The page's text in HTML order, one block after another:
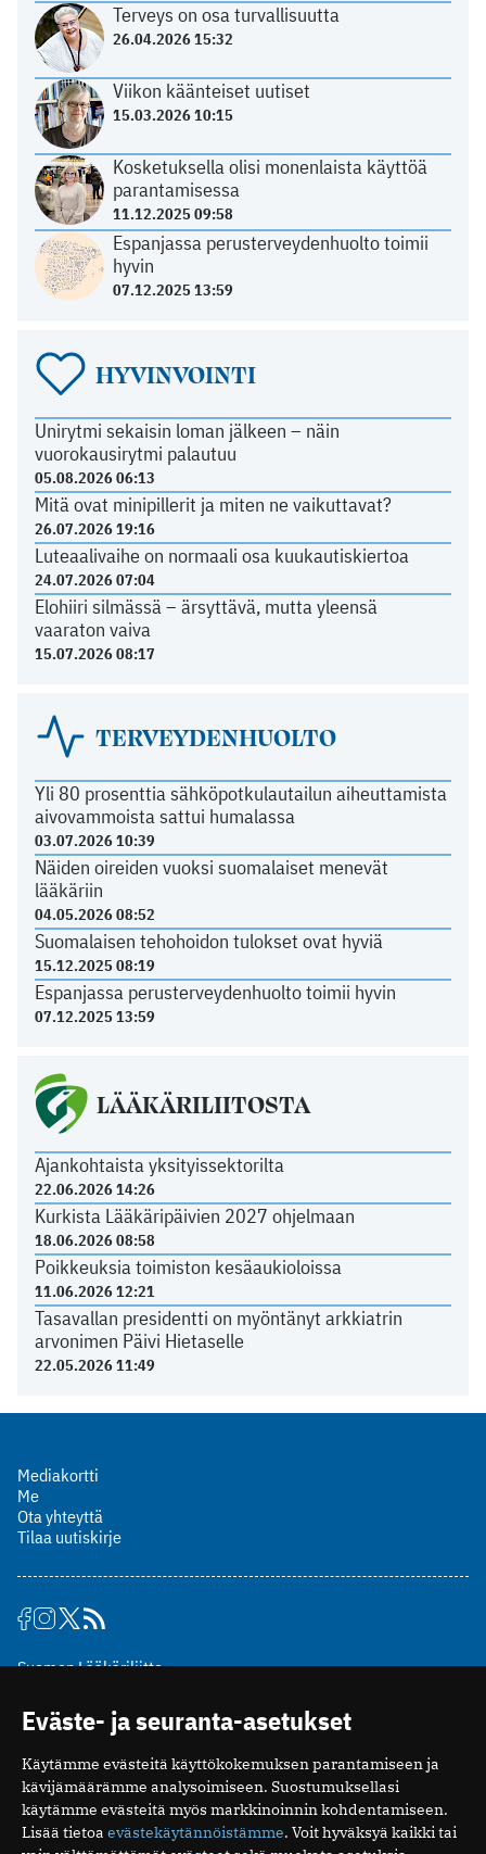
Terveys on osa turvallisuutta
26.04.2026 15:32
Viikon käänteiset uutiset
15.03.2026 10:15
Kosketuksella olisi monenlaista käyttöä
parantamisessa
11.12.2025 09:58
Espanjassa perusterveydenhuolto toimii
hyvin
07.12.2025 13:59
HYVINVOINTI
Unirytmi sekaisin loman jälkeen – näin
vuorokausirytmi palautuu
05.08.2026 06:13
Mitä ovat minipillerit ja miten ne vaikuttavat?
26.07.2026 19:16
Luteaalivaihe on normaali osa kuukautiskiertoa
24.07.2026 07:04
Elohiiri silmässä – ärsyttävä, mutta yleensä
vaaraton vaiva
15.07.2026 08:17
TERVEYDENHUOLTO
Yli 80 prosenttia sähköpotkulautailun aiheuttamista
aivovammoista sattui humalassa
03.07.2026 10:39
Näiden oireiden vuoksi suomalaiset menevät
lääkäriin
04.05.2026 08:52
Suomalaisen tehohoidon tulokset ovat hyviä
15.12.2025 08:19
Espanjassa perusterveydenhuolto toimii hyvin
07.12.2025 13:59
LÄÄKÄRILIITOSTA
Ajankohtaista yksityissektorilta
22.06.2026 14:26
Kurkista Lääkäripäivien 2027 ohjelmaan
18.06.2026 08:58
Poikkeuksia toimiston kesäaukioloissa
11.06.2026 12:21
Tasavallan presidentti on myöntänyt arkkiatrin
arvonimen Päivi Hietaselle
22.05.2026 11:49
Mediakortti
Me
Ota yhteyttä
Tilaa uutiskirje
Suomen Lääkäriliitto
00510 Helsinki
puh. (09) 393 091
toimitus@potilaanlaakarilehti.fi
ISSN 2323-9476
Eväste- ja seuranta-asetukset
Käytämme evästeitä käyttökokemuksen parantamiseen ja
kävijämäärämme analysoimiseen. Suostumuksellasi
käytämme evästeitä myös markkinoinnin kohdentamiseen.
Lisää tietoa evästekäytännöistämme. Voit hyväksyä kaikki tai